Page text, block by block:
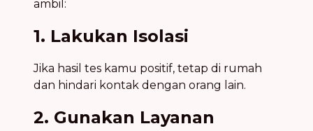
ambil:
1. Lakukan Isolasi
Jika hasil tes kamu positif, tetap di rumah
dan hindari kontak dengan orang lain.
2. Gunakan Layanan